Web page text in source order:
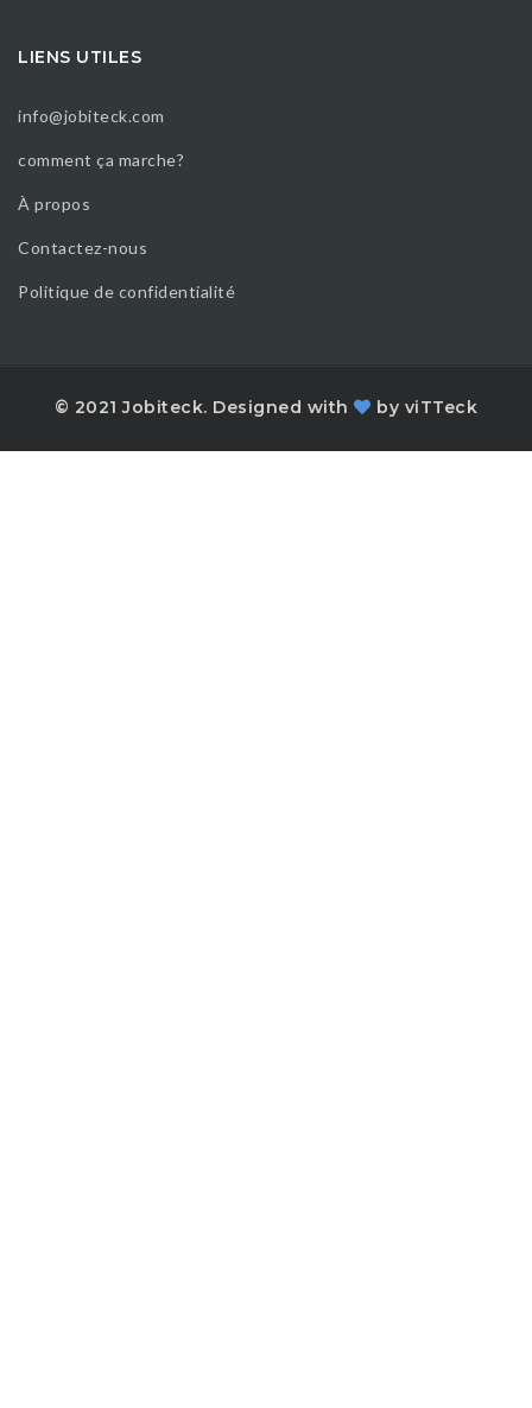
LIENS UTILES
info@jobiteck.com
comment ça marche?
À propos
Contactez-nous
Politique de confidentialité
© 2021 Jobiteck. Designed with by viTTeck